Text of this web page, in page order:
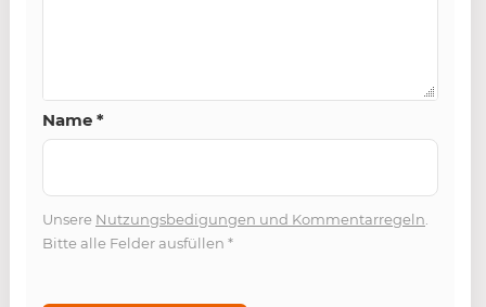
Name *
Unsere Nutzungsbedigungen und Kommentarregeln
Bitte alle Felder ausfüllen *